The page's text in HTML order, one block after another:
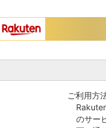
ご利用方
のサー